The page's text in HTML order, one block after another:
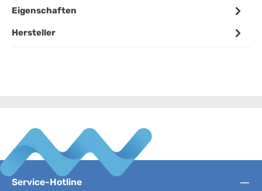
Eigenschaften
Hersteller
Service-Hotline